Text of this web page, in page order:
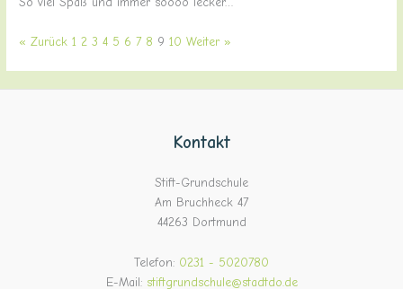
« Zurück 1 2 3 4 5 6 7 8 9 10 Weiter »
Kontakt
Stift-Grundschule
Am Bruchheck 47
44263 Dortmund
Telefon: 0231 - 5020780
E-Mail: stiftgrundschule@stadtdo.de